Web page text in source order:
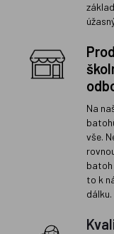
Na
vše.
batoh
to k
dálku.